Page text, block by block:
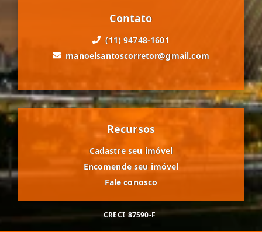
Contato
(11) 94748-1601
manoelsantoscorretor@gmail.com
Recursos
Cadastre seu imóvel
Encomende seu imóvel
Fale conosco
CRECI 87590-F